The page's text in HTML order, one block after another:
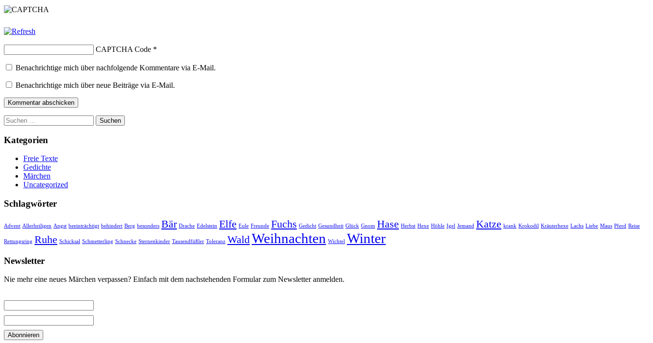
CAPTCHA Code *
Benachrichtige mich über nachfolgende Kommentare via E-Mail.
Benachrichtige mich über neue Beiträge via E-Mail.
Suchen
nach:
Kategorien
Freie Texte
Gedichte
Märchen
Uncategorized
Schlagwörter
Advent Allerheiligen Angst beeinträchtigt behindert Berg besonders Bär Drache Edelstein Elfe Eule Freunde Fuchs Gedicht Gesundheit Glück Gnom Hase Herbst Hexe Höhle Igel Jemand Katze krank Krokodil Kräuterhexe Lachs Liebe Maus Pferd Reise
Rettungsring Ruhe Schicksal Schmetterling Schnecke Sternenkinder Tausendfüßler Toleranz WaldWeihnachten Wichtel Winter
Newsletter
Nie mehr eine neues Märchen verpassen? Einfach mit dem nachstehenden Formular zum Newsletter anmelden.